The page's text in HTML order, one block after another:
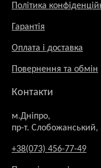
Політика
Гарантія
Оплата і доставка
Повернення та обмін
Контакти
м.Дніпро,
пр-т. Слобожанський,
+38(073) 456-77-49